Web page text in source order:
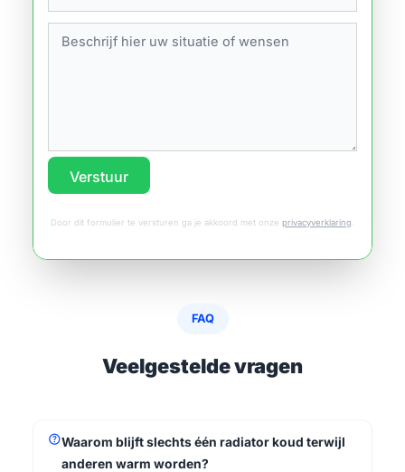
Verstuur
Door dit formulier te versturen ga je akkoord met onze privacyverklaring.
FAQ
Veelgestelde vragen
helpWaarom blijft slechts één radiator koud terwijl
anderen warm worden?